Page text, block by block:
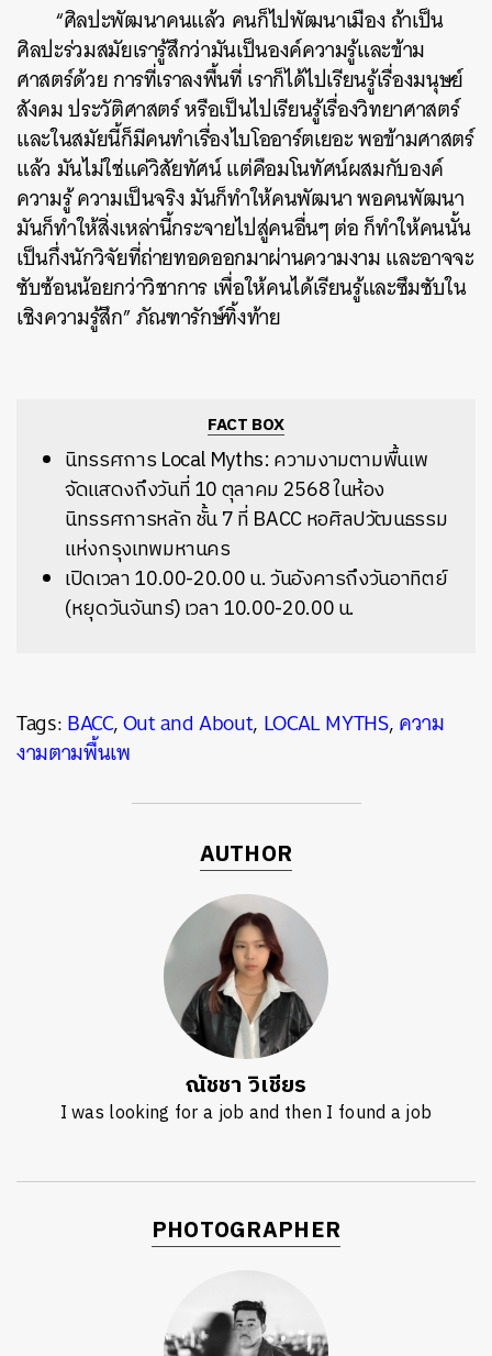
“ศิลปะพัฒนาคนแล้ว คนก็ไปพัฒนาเมือง ถ้าเป็น
ศิลปะร่วมสมัยเรารู้สึกว่ามันเป็นองค์ความรู้และข้าม
ศาสตร์ด้วย การที่เราลงพื้นที่ เราก็ได้ไปเรียนรู้เรื่องมนุษย์
สังคม ประวัติศาสตร์ หรือเป็นไปเรียนรู้เรื่องวิทยาศาสตร์
และในสมัยนี้ก็มีคนทำเรื่องไบโออาร์ตเยอะ พอข้ามศาสตร์
แล้ว มันไม่ใช่แค่วิสัยทัศน์ แต่คือมโนทัศน์ผสมกับองค์
ความรู้ ความเป็นจริง มันก็ทำให้คนพัฒนา พอคนพัฒนา
มันก็ทำให้สิ่งเหล่านี้กระจายไปสู่คนอื่นๆ ต่อ ก็ทำให้คนนั้น
เป็นกึ่งนักวิจัยที่ถ่ายทอดออกมาผ่านความงาม และอาจจะ
ซับซ้อนน้อยกว่าวิชาการ เพื่อให้คนได้เรียนรู้และซึมซับใน
เชิงความรู้สึก” ภัณฑารักษ์ทิ้งท้าย
FACT BOX
นิทรรศการ Local Myths: ความงามตามพื้นเพ
จัดแสดงถึงวันที่ 10 ตุลาคม 2568 ในห้อง
นิทรรศการหลัก ชั้น 7 ที่ BACC หอศิลปวัฒนธรรม
แห่งกรุงเทพมหานคร
เปิดเวลา 10.00-20.00 น. วันอังคารถึงวันอาทิตย์
(หยุดวันจันทร์) เวลา 10.00-20.00 น.
Tags:BACC,Out and About, LOCAL MYTHS,ความ
งามตามพื้นเพ
AUTHOR
ณัชชา วิเชียร
I was looking for a job and then I found a job
PHOTOGRAPHER